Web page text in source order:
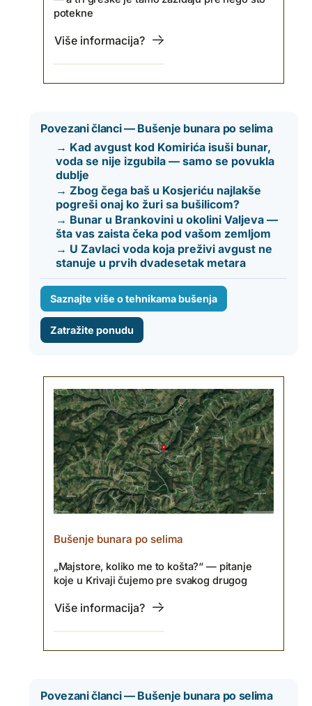
potekne
Više informacija?
Povezani članci — Bušenje bunara po selima
→ Kad avgust kod Komirića isuši bunar,
voda se nije izgubila — samo se povukla
dublje
→ Zbog čega baš u Kosjeriću najlakše
pogreši onaj ko žuri sa bušilicom?
→ Bunar u Brankovini u okolini Valjeva —
šta vas zaista čeka pod vašom zemljom
→ U Zavlaci voda koja preživi avgust ne
stanuje u prvih dvadesetak metara
Saznajte više o tehnikama bušenja
Zatražite ponudu
Bušenje bunara po selima
„Majstore, koliko me to košta?“ — pitanje
koje u Krivaji čujemo pre svakog drugog
Više informacija?
Povezani članci — Bušenje bunara po selima